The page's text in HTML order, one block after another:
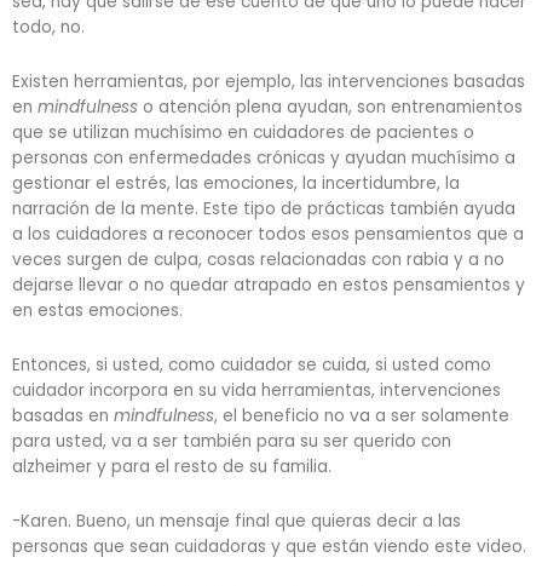
todo, no.
Existen herramientas, por ejemplo, las intervenciones basadas
en mindfulness o atención plena ayudan, son entrenamientos
que se utilizan muchísimo en cuidadores de pacientes o
personas con enfermedades crónicas y ayudan muchísimo a
gestionar el estrés, las emociones, la incertidumbre, la
narración de la mente. Este tipo de prácticas también ayuda
a los cuidadores a reconocer todos esos pensamientos que a
veces surgen de culpa, cosas relacionadas con rabia y a no
dejarse llevar o no quedar atrapado en estos pensamientos y
en estas emociones.
Entonces, si usted, como cuidador se cuida, si usted como
cuidador incorpora en su vida herramientas, intervenciones
basadas en mindfulness, el beneficio no va a ser solamente
para usted, va a ser también para su ser querido con
alzheimer y para el resto de su familia.
-Karen. Bueno, un mensaje final que quieras decir a las
personas que sean cuidadoras y que están viendo este video.